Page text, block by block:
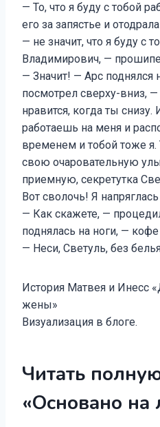
— То, что я буду с тобой
его за запястье и
— не значит, что я буду с
Владимирович, —
— Значит! — Арс поднялся
посмотрел сверху-вниз,
нравится, когда ты
работаешь на меня и
временем и тобой тоже я.
свою очаровательную
приемную, секретутка
Вот сволочь! Я
— Как скажете, —
поднялась на ноги, —
— Неси, Светуль, без
История Матвея и Инесс
жены»
Визуализация в блоге.
Читать
«Основано на